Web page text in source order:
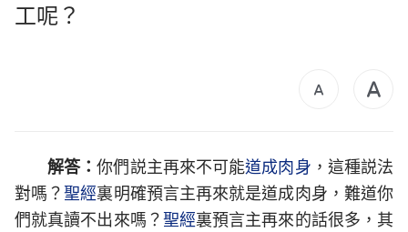
工呢？
解答：你們説主再來不可能道成肉身 ，這種説法
對嗎？聖經裏明確預言主再來就是道成肉身，難道你
們就真讀不出來嗎？聖經裏預言主再來的話很多，其